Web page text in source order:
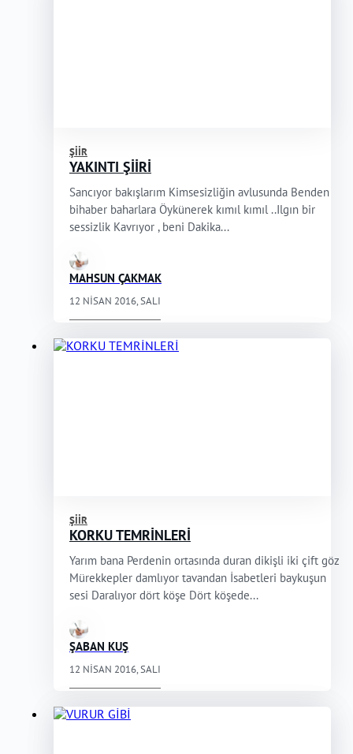
ŞIIR
YAKINTI ŞİİRİ
Sancıyor bakışlarım Kimsesizliğin avlusunda Benden
bihaber baharlara Öykünerek kımıl kımıl ..Ilgın bir
sessizlik Kavrıyor , beni Dakika...
MAHSUN ÇAKMAK
12 NISAN 2016, SALI
ŞIIR
KORKU TEMRİNLERİ
Yarım bana Perdenin ortasında duran dikişli iki çift göz
Mürekkepler damlıyor tavandan İsabetleri baykuşun
sesi Daralıyor dört köşe Dört köşede...
ŞABAN KUŞ
12 NISAN 2016, SALI